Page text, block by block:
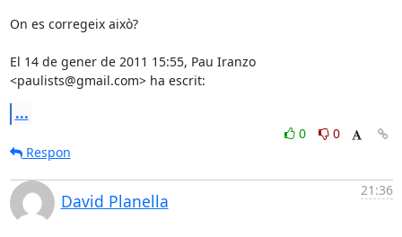
On es corregeix això?
El 14 de gener de 2011 15:55, Pau Iranzo
<paulists@gmail.com> ha escrit:
...
0
0
Respon
David Planella
21:36